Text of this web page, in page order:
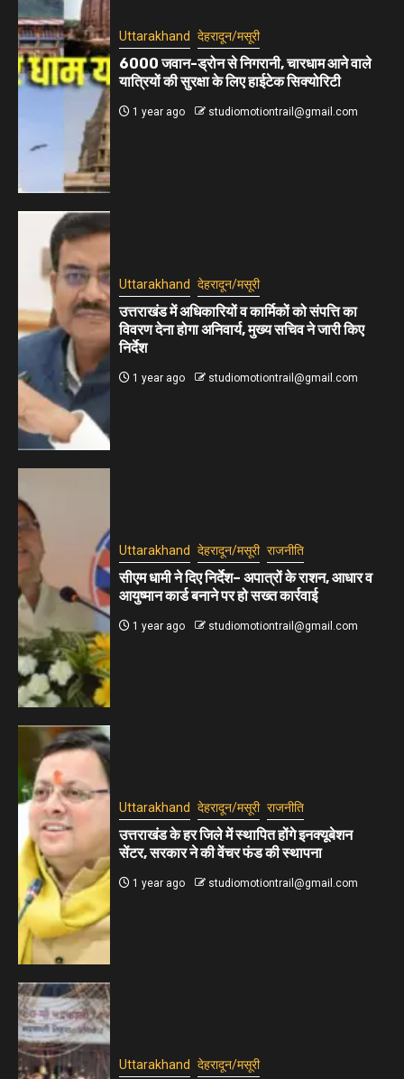
Uttarakhand देहरादून/मसूरी
6000 जवान-ड्रोन से निगरानी, चारधाम आने वाले
यात्रियों की सुरक्षा के लिए हाईटेक सिक्योरिटी
1 year ago studiomotiontrail@gmail.com
Uttarakhand देहरादून/मसूरी
उत्तराखंड में अधिकारियों व कार्मिकों को संपत्ति का
विवरण देना होगा अनिवार्य, मुख्य सचिव ने जारी किए
निर्देश
1 year ago studiomotiontrail@gmail.com
Uttarakhand देहरादून/मसूरी राजनीति
सीएम धामी ने दिए निर्देश– अपात्रों के राशन, आधार व
आयुष्मान कार्ड बनाने पर हो सख्त कार्रवाई
1 year ago studiomotiontrail@gmail.com
Uttarakhand देहरादून/मसूरी राजनीति
उत्तराखंड के हर जिले में स्थापित होंगे इनक्यूबेशन
सेंटर, सरकार ने की वेंचर फंड की स्थापना
1 year ago studiomotiontrail@gmail.com
Uttarakhand देहरादून/मसूरी